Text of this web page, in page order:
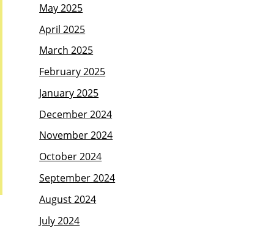
May 2025
April 2025
March 2025
February 2025
January 2025
December 2024
November 2024
October 2024
September 2024
August 2024
July 2024